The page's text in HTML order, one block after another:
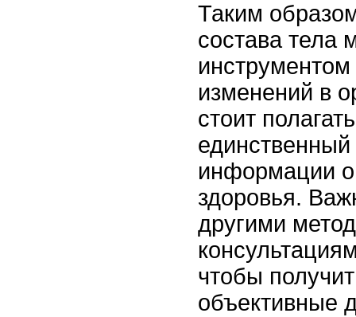
Таким
состава тела
изменений в
стоит
единственный
информации о
здоровья.
другими
чтобы
объективные